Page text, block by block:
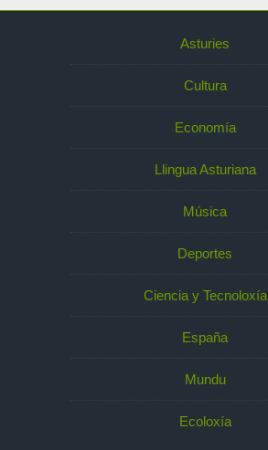
Asturies
Cultura
Economía
Llingua Asturiana
Música
Deportes
Ciencia y Tecnoloxía
España
Mundu
Ecoloxía